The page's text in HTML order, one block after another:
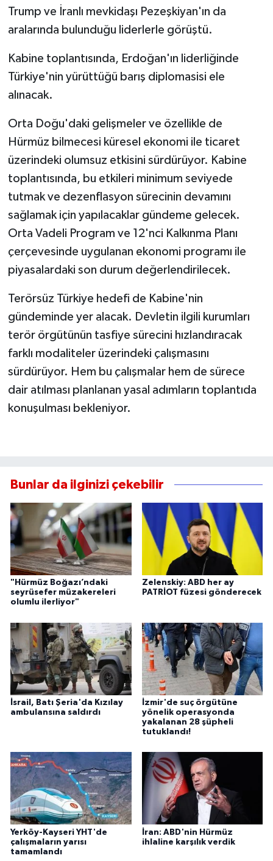
Trump ve İranlı mevkidaşı Pezeşkiyan'ın da
aralarında bulunduğu liderlerle görüştü.
Kabine toplantısında, Erdoğan'ın liderliğinde
Türkiye'nin yürüttüğü barış diplomasisi ele
alınacak.
Orta Doğu'daki gelişmeler ve özellikle de
Hürmüz bilmecesi küresel ekonomi ile ticaret
üzerindeki olumsuz etkisini sürdürüyor. Kabine
toplantısında, bu etkileri minimum seviyede
tutmak ve dezenflasyon sürecinin devamını
sağlamak için yapılacaklar gündeme gelecek.
Orta Vadeli Program ve 12'nci Kalkınma Planı
çerçevesinde uygulanan ekonomi programı ile
piyasalardaki son durum değerlendirilecek.
Terörsüz Türkiye hedefi de Kabine'nin
gündeminde yer alacak. Devletin ilgili kurumları
terör örgütünün tasfiye sürecini hızlandıracak
farklı modaliteler üzerindeki çalışmasını
sürdürüyor. Hem bu çalışmalar hem de sürece
dair atılması planlanan yasal adımların toplantıda
konuşulması bekleniyor.
Bunlar da ilginizi çekebilir
"Hürmüz Boğazı’ndaki
seyrüsefer müzakereleri
olumlu ilerliyor"
Zelenskiy: ABD her ay
PATRİOT füzesi gönderecek
İsrail, Batı Şeria'da Kızılay
ambulansına saldırdı
İzmir'de suç örgütüne
yönelik operasyonda
yakalanan 28 şüpheli
tutuklandı!
Yerköy-Kayseri YHT'de
çalışmaların yarısı
tamamlandı
İran: ABD'nin Hürmüz
ihlaline karşılık verdik